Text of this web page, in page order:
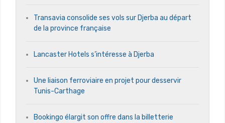
Transavia consolide ses vols sur Djerba au départ
de la province française
Lancaster Hotels s’intéresse à Djerba
Une liaison ferroviaire en projet pour desservir
Tunis-Carthage
Bookingo élargit son offre dans la billetterie